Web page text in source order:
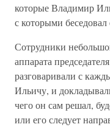
которые Владимир
с которыми
Сотрудники
аппарата
разговаривали с
Ильичу, и
чего он сам решал,
или его следует